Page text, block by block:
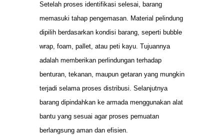
Setelah proses identifikasi selesai, barang
memasuki tahap pengemasan. Material pelindung
dipilih berdasarkan kondisi barang, seperti bubble
wrap, foam, pallet, atau peti kayu. Tujuannya
adalah memberikan perlindungan terhadap
benturan, tekanan, maupun getaran yang mungkin
terjadi selama proses distribusi. Selanjutnya
barang dipindahkan ke armada menggunakan alat
bantu yang sesuai agar proses pemuatan
berlangsung aman dan efisien.